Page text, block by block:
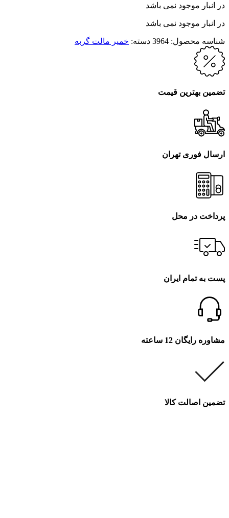
در انبار موجود نمی باشد
در انبار موجود نمی باشد
شناسه محصول: 3964 دسته: خمیر مالت گربه
تضمین بهترین قیمت
ارسال فوری تهران
پرداخت در محل
پست به تمام ایران
مشاوره رایگان 12 ساعته
تضمین اصالت کالا